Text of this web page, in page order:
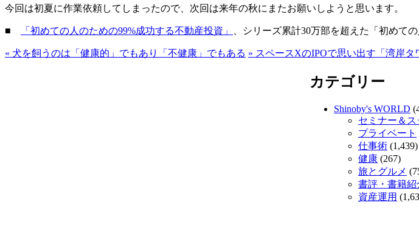
今回は初夏に作業依頼してしまったので、次回は来年の秋にまたお願いしようと思います。
■ 「初めての人のための99%成功する不動産投資」 、シリーズ累計30万部を超えた「初めて
« 犬を飼うのは「健康的」でもあり「不健康」でもある » スペースXのIPOで思い出す「湾岸タ
カテゴリー
Shinoby's WORLD
セミナー＆
プライベート
仕事術 (1,439)
健康 (267)
旅とグルメ
書評・書籍紹
資産運用